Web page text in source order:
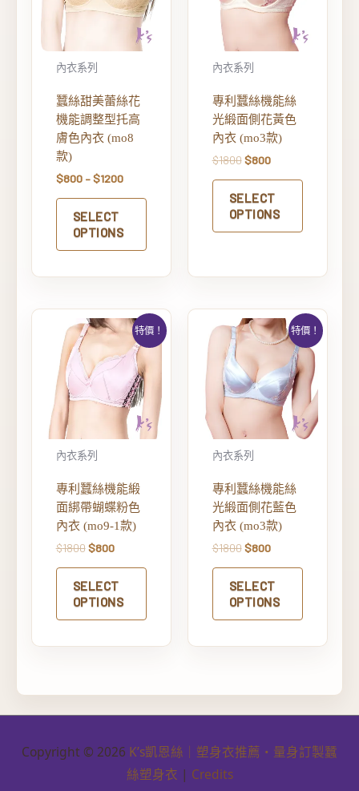
內衣系列
蠶絲甜美蕾絲花
機能調整型托高
膚色內衣 (mo8
款)
$800–$1200
SELECT
OPTIONS
內衣系列
專利蠶絲機能絲
光緞面側花黃色
內衣 (mo3款)
$1800 $800
SELECT
OPTIONS
特價！
內衣系列
專利蠶絲機能緞
面綁帶蝴蝶粉色
內衣 (mo9-1款)
$1800 $800
SELECT
OPTIONS
特價！
內衣系列
專利蠶絲機能絲
光緞面側花藍色
內衣 (mo3款)
$1800 $800
SELECT
OPTIONS
Copyright © 2026 K’s凱恩絲｜塑身衣推薦・量身訂製蠶
絲塑身衣 | Credits